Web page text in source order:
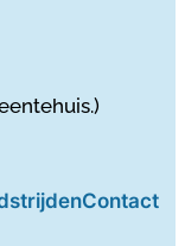
Contact